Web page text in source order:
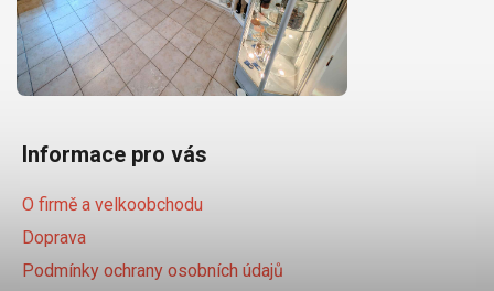
Informace pro vás
O firmě a velkoobchodu
Doprava
Podmínky ochrany osobních údajů